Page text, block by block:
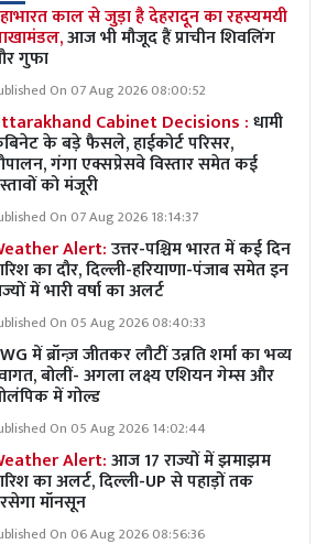
काल से जुड़ा है देहरादून का रहस्यमयी
आज भी मौजूद हैं प्राचीन शिवलिंग
गुफा
On 07 Aug 2026 08:00:52
Cabinet Decisions :धामी
के बड़े फैसले, हाईकोर्ट परिसर,
गंगा एक्सप्रेसवे विस्तार समेत कई
को मंजूरी
On 07 Aug 2026 18:14:37
Alert:उत्तर-पश्चिम भारत में कई दिन
का दौर, दिल्ली-हरियाणा-पंजाब समेत इन
में भारी वर्षा का अलर्ट
On 05 Aug 2026 08:40:33
में ब्रॉन्ज़ जीतकर लौटीं उन्नति शर्मा का भव्य
बोलीं- अगला लक्ष्य एशियन गेम्स और
में गोल्ड
On 05 Aug 2026 14:02:44
Alert:आज 17 राज्यों में झमाझम
का अलर्ट, दिल्ली-UP से पहाड़ों तक
मॉनसून
On 06 Aug 2026 08:56:36